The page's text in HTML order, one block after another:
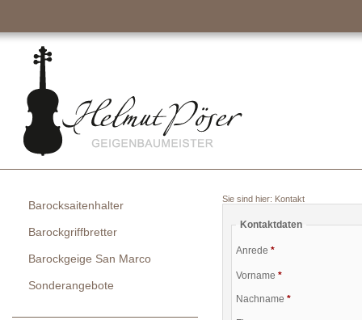
Sie sind hier: Kontakt
Kontaktdaten
Anrede *
Vorname *
Nachname *
Barocksaitenhalter
Barockgriffbretter
Barockgeige San Marco
Sonderangebote